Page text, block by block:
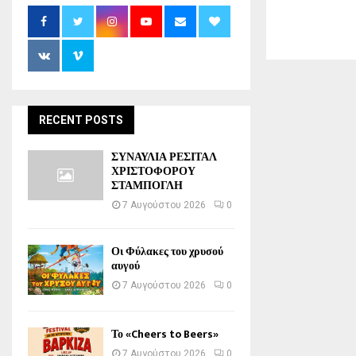
RECENT POSTS
ΣΥΝΑΥΛΙΑ ΡΕΣΙΤΑΛ
ΧΡΙΣΤΟΦΟΡΟΥ
ΣΤΑΜΠΟΓΛΗ
7 Αυγούστου 2026 0
Οι Φύλακες του χρυσού
αυγού
7 Αυγούστου 2026 0
Το «Cheers to Beers»